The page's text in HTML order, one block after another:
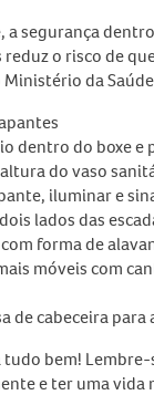
segurança
o risco de
da
dentro do boxe e
do vaso
iluminar e
lados das
forma de
móveis com
de cabeceira
tudo bem!
e ter uma vida